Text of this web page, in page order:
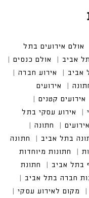
אולם אירועים בתל
אביב
אולם כנסים
אביב
אירוע חברה
אירועים
אירועים קטנים
אירוע עסקי בתל
חתונה
בתל אביב
חתונה
חתונות מיוחדות
בתל אביב
חתונת
חברה בתל אביב
מקום לאירוע עסקי